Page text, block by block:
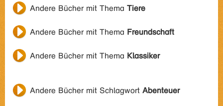
Andere Bücher mit Thema Tiere
Andere Bücher mit Thema Freundschaft
Andere Bücher mit Thema Klassiker
Andere Bücher mit Schlagwort Abenteuer